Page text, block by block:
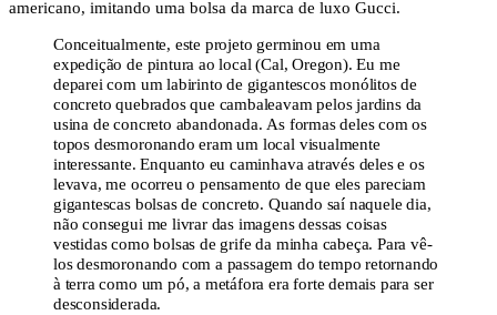
Conceitualmente, este projeto germinou em uma
expedição de pintura ao local (Cal, Oregon). Eu me
deparei com um labirinto de gigantescos monólitos de
concreto quebrados que cambaleavam pelos jardins da
usina de concreto abandonada. As formas deles com os
topos desmoronando eram um local visualmente
interessante. Enquanto eu caminhava através deles e os
levava, me ocorreu o pensamento de que eles pareciam
gigantescas bolsas de concreto. Quando saí naquele dia,
não consegui me livrar das imagens dessas coisas
vestidas como bolsas de grife da minha cabeça. Para vê-
los desmoronando com a passagem do tempo retornando
à terra como um pó, a metáfora era forte demais para ser
desconsiderada.